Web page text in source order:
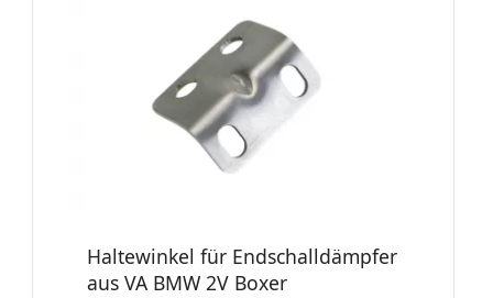
Haltewinkel für Endschalldämpfer
aus VA BMW 2V Boxer